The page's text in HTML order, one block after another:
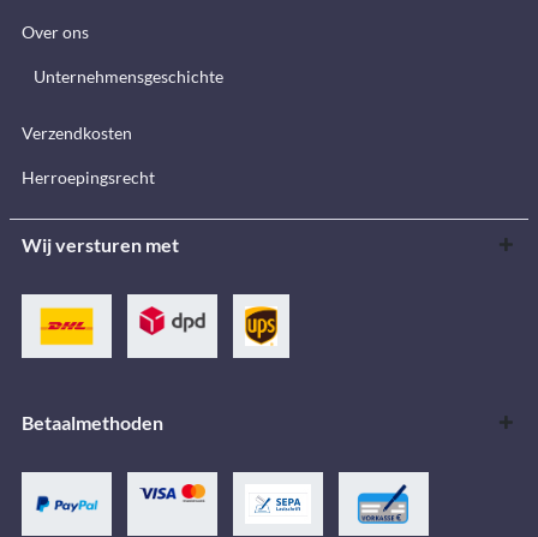
Over ons
Unternehmensgeschichte
Verzendkosten
Herroepingsrecht
Wij versturen met
Betaalmethoden